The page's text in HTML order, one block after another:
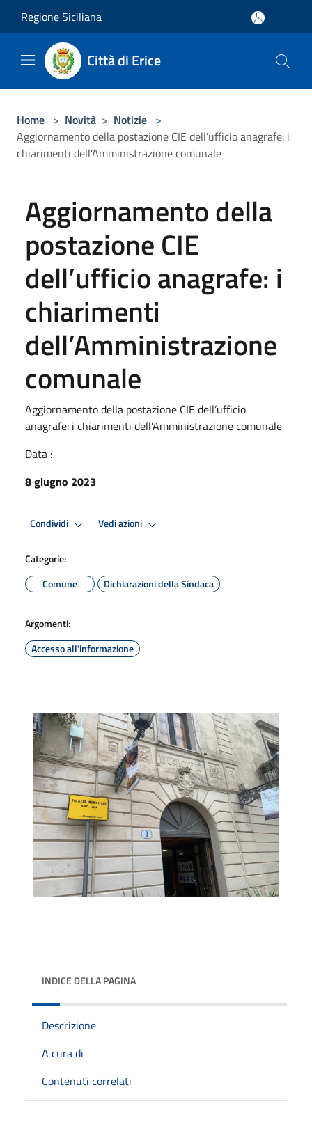
Regione Siciliana
Città di Erice
Home > Novità > Notizie >
Aggiornamento della postazione CIE dell’ufficio anagrafe: i
chiarimenti dell’Amministrazione comunale
Aggiornamento della
postazione CIE
dell’ufficio anagrafe: i
chiarimenti
dell’Amministrazione
comunale
Aggiornamento della postazione CIE dell’ufficio
anagrafe: i chiarimenti dell’Amministrazione comunale
Data :
8 giugno 2023
Condividi Vedi azioni
Categorie:
Comune
Dichiarazioni della Sindaca
Argomenti:
Accesso all'informazione
INDICE DELLA PAGINA
Descrizione
A cura di
Contenuti correlati